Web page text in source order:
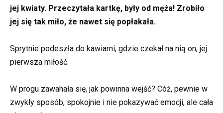
jej kwiaty. Przeczytała kartkę, były od męża! Zrobiło
jej się tak miło, że nawet się popłakała.
Sprytnie podeszła do kawiarni, gdzie czekał na nią on, jej
pierwsza miłość.
W progu zawahała się, jak powinna wejść? Cóż, pewnie w
zwykły sposób, spokojnie i nie pokazywać emocji, ale cała